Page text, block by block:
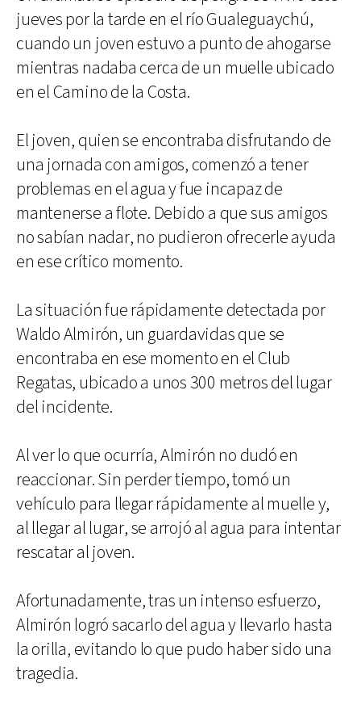
jueves por la tarde en el río Gualeguaychú,
cuando un joven estuvo a punto de ahogarse
mientras nadaba cerca de un muelle ubicado
en el Camino de la Costa.
El joven, quien se encontraba disfrutando de
una jornada con amigos, comenzó a tener
problemas en el agua y fue incapaz de
mantenerse a flote. Debido a que sus amigos
no sabían nadar, no pudieron ofrecerle ayuda
en ese crítico momento.
La situación fue rápidamente detectada por
Waldo Almirón, un guardavidas que se
encontraba en ese momento en el Club
Regatas, ubicado a unos 300 metros del lugar
del incidente.
Al ver lo que ocurría, Almirón no dudó en
reaccionar. Sin perder tiempo, tomó un
vehículo para llegar rápidamente al muelle y,
al llegar al lugar, se arrojó al agua para intentar
rescatar al joven.
Afortunadamente, tras un intenso esfuerzo,
Almirón logró sacarlo del agua y llevarlo hasta
la orilla, evitando lo que pudo haber sido una
tragedia.